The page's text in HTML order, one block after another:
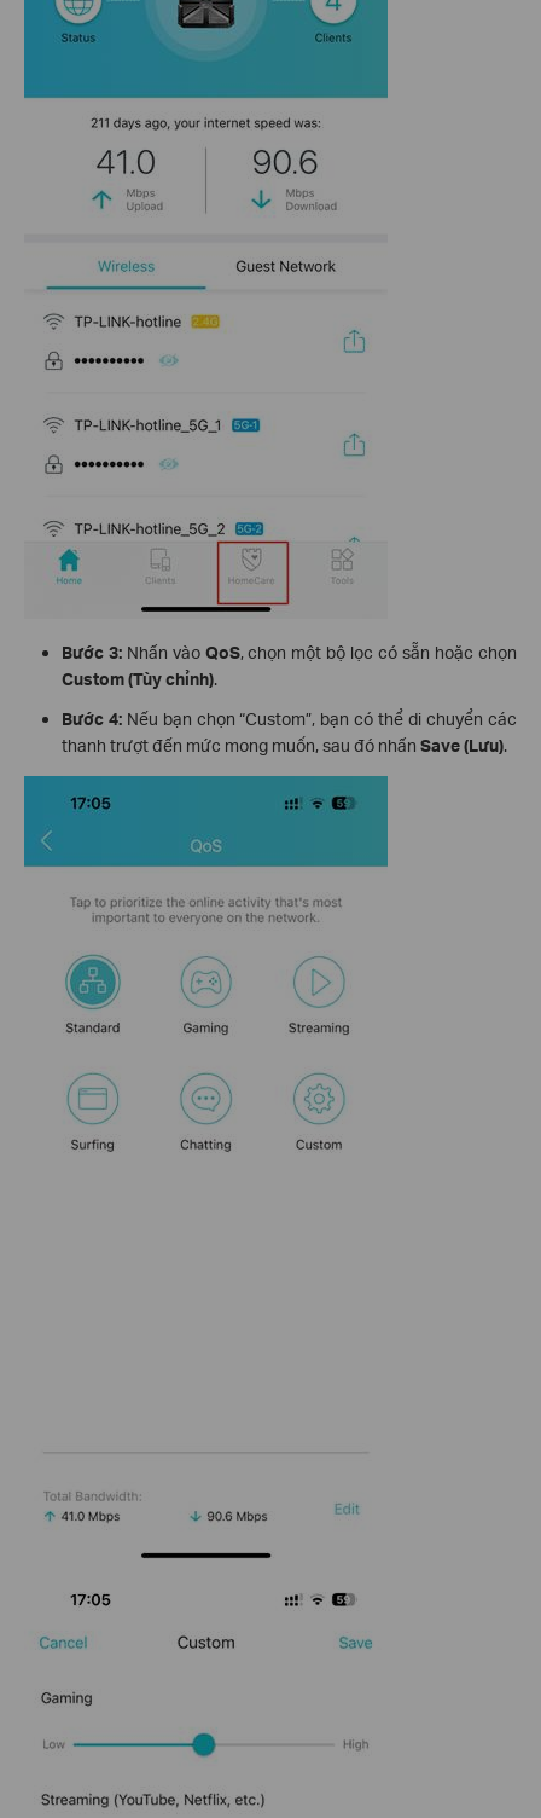
Bước 3:Nhấn vào QoS, chọn một bộ lọc có sẵn hoặc chọn
Custom (Tùy chỉnh).
Bước 4:Nếu bạn chọn “Custom”, bạn có thể di chuyển các
thanh trượt đến mức mong muốn, sau đó nhấn Save (Lưu).